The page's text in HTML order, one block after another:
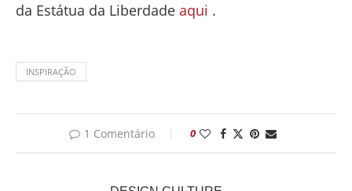
da Estátua da Liberdade aqui .
INSPIRAÇÃO
1 Comentário 0